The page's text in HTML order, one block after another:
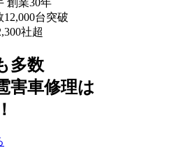
多数
害車修理は